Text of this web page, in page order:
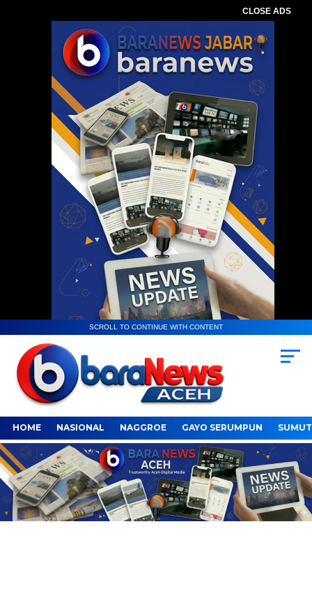
CLOSE ADS
SCROLL TO CONTINUE WITH CONTENT
HOME NASIONAL NAGGROE GAYO SERUMPUN SUMUT